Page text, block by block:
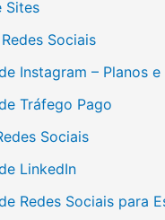
Sites
Sociais
Instagram – Planos e
Tráfego Pago
Sociais
LinkedIn
Redes Sociais para